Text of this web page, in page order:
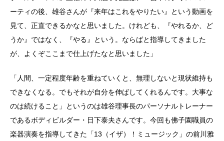
ーティの後、雄谷さんが『来年はこれをやりたい』という動画を
見て、正直できるかなと思いました。けれども、『やれるか、ど
うか』ではなく、『やる』という。ならばと指導してきました
が、よくぞここまで仕上げたなと思いました」
「人間、一定程度年齢を重ねていくと、無理しないと現状維持も
できなくなる。でもそれが自分を伸ばしてくれるんです。大事な
のは続けること」というのは雄谷理事長のパーソナルトレーナー
であるボディビルダー・日下泰夫さんです。今回も佛子園職員の
楽器演奏を指導してきた「13（イザ）！ミュージック」の前川雅